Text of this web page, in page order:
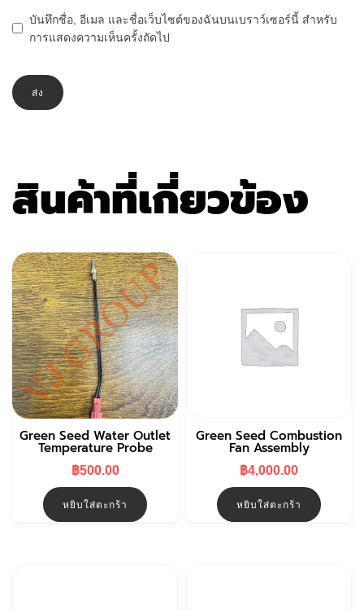
บันทึกชื่อ, อีเมล และชื่อเว็บไซต์ของฉันบนเบราว์เซอร์นี้ สำหรับ
การแสดงความเห็นครั้งถัดไป
สินค้าที่เกี่ยวข้อง
Green Seed Water Outlet
Temperature Probe
฿500.00
หยิบใส่ตะกร้า
Green Seed Combustion
Fan Assembly
฿4,000.00
หยิบใส่ตะกร้า